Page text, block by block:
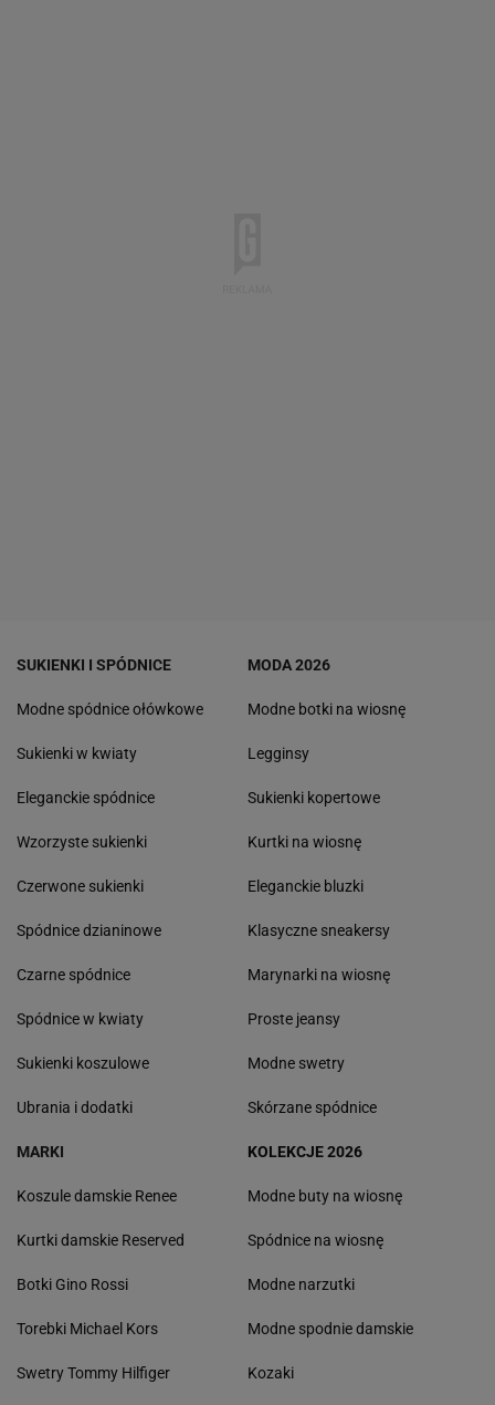
SUKIENKI I SPÓDNICE
Modne spódnice ołówkowe
Sukienki w kwiaty
Eleganckie spódnice
Wzorzyste sukienki
Czerwone sukienki
Spódnice dzianinowe
Czarne spódnice
Spódnice w kwiaty
Sukienki koszulowe
Ubrania i dodatki
MODA 2026
Modne botki na wiosnę
Legginsy
Sukienki kopertowe
Kurtki na wiosnę
Eleganckie bluzki
Klasyczne sneakersy
Marynarki na wiosnę
Proste jeansy
Modne swetry
Skórzane spódnice
MARKI
Koszule damskie Renee
Kurtki damskie Reserved
Botki Gino Rossi
Torebki Michael Kors
Swetry Tommy Hilfiger
KOLEKCJE 2026
Modne buty na wiosnę
Spódnice na wiosnę
Modne narzutki
Modne spodnie damskie
Kozaki